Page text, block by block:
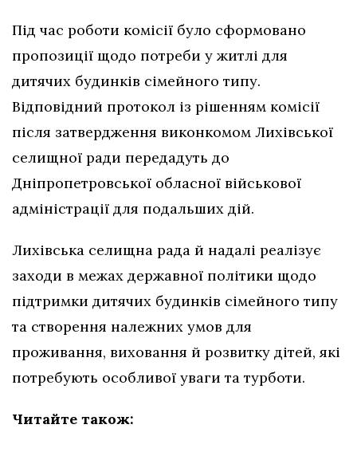
Під час роботи комісії було сформовано
пропозиції щодо потреби у житлі для
дитячих будинків сімейного типу.
Відповідний протокол із рішенням комісії
після затвердження виконкомом Лихівської
селищної ради передадуть до
Дніпропетровської обласної військової
адміністрації для подальших дій.
Лихівська селищна рада й надалі реалізує
заходи в межах державної політики щодо
підтримки дитячих будинків сімейного типу
та створення належних умов для
проживання, виховання й розвитку дітей, які
потребують особливої уваги та турботи.
Читайте також: